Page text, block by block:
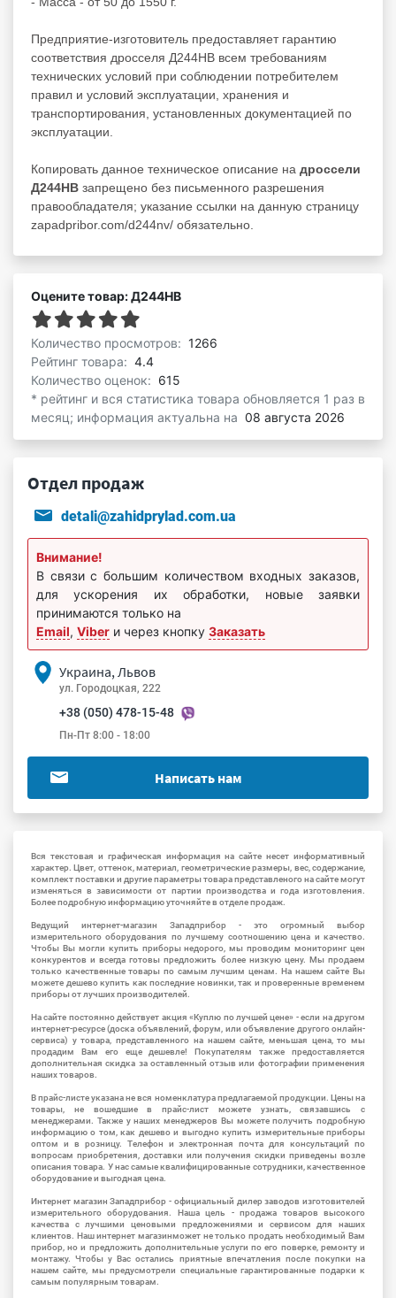
Предприятие-изготовитель предоставляет гарантию
соответствия дросселя Д244НВ всем требованиям
технических условий при соблюдении потребителем
правил и условий эксплуатации, хранения и
транспортирования, установленных документацией по
эксплуатации.
Копировать данное техническое описание на дроссели
Д244НВ запрещено без письменного разрешения
правообладателя; указание ссылки на данную страницу
zapadpribor.com/d244nv/ обязательно.
Оцените товар: Д244НВ
Количество просмотров: 1266
Рейтинг товара: 4.4
Количество оценок: 615
* рейтинг и вся статистика товара обновляется 1 раз в
месяц; информация актуальна на 08 августа 2026
Отдел продаж
detali@zahidprylad.com.ua
Внимание!
В связи с большим количеством входных заказов,
для ускорения их обработки, новые заявки
принимаются только на
Email, Viber и через кнопку Заказать
Украина, Львов
ул. Городоцкая, 222
+38 (050) 478-15-48
Пн-Пт 8:00 - 18:00
Написать нам
Вся текстовая и графическая информация на сайте несет информативный
характер. Цвет, оттенок, материал, геометрические размеры, вес, содержание,
комплект поставки и другие параметры товара представленого на сайте могут
изменяться в зависимости от партии производства и года изготовления.
Более подробную информацию уточняйте в отделе продаж.
Ведущий интернет-магазин Западприбор - это огромный выбор
измерительного оборудования по лучшему соотношению цена и качество.
Чтобы Вы могли купить приборы недорого, мы проводим мониторинг цен
конкурентов и всегда готовы предложить более низкую цену. Мы продаем
только качественные товары по самым лучшим ценам. На нашем сайте Вы
можете дешево купить как последние новинки, так и проверенные временем
приборы от лучших производителей.
На сайте постоянно действует акция «Куплю по лучшей цене» - если на другом
интернет-ресурсе (доска объявлений, форум, или объявление другого онлайн-
сервиса) у товара, представленного на нашем сайте, меньшая цена, то мы
продадим Вам его еще дешевле! Покупателям также предоставляется
дополнительная скидка за оставленный отзыв или фотографии применения
наших товаров.
В прайс-листе указана не вся номенклатура предлагаемой продукции. Цены на
товары, не вошедшие в прайс-лист можете узнать, связавшись с
менеджерами. Также у наших менеджеров Вы можете получить подробную
информацию о том, как дешево и выгодно купить измерительные приборы
оптом и в розницу. Телефон и электронная почта для консультаций по
вопросам приобретения, доставки или получения скидки приведены возле
описания товара. У нас самые квалифицированные сотрудники, качественное
оборудование и выгодная цена.
Интернет магазин Западприбор - официальный дилер заводов изготовителей
измерительного оборудования. Наша цель - продажа товаров высокого
качества с лучшими ценовыми предложениями и сервисом для наших
клиентов. Наш интернет магазинможет не только продать необходимый Вам
прибор, но и предложить дополнительные услуги по его поверке, ремонту и
монтажу. Чтобы у Вас остались приятные впечатления после покупки на
нашем сайте, мы предусмотрели специальные гарантированные подарки к
самым популярным товарам.